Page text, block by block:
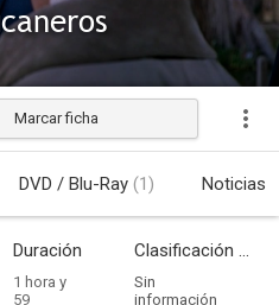
Estrenada
Marcar ficha
DVD / Blu-Ray (1) Noticias
Duración
1 hora y
59
Clasificación por edades
Sin
información